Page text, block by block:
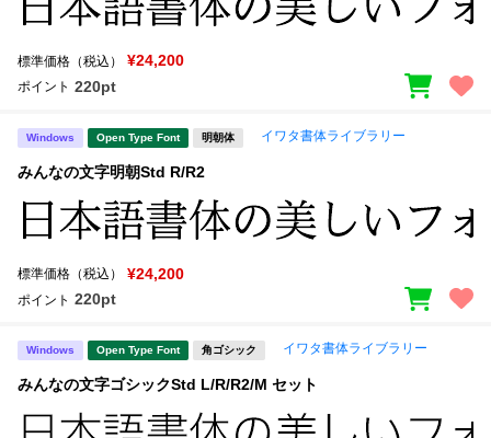
標準価格（税込） ¥24,200
ポイント 220pt
Windows Open Type Font 明朝体 イワタ書体ライブラリー
みんなの文字明朝Std R/R2
標準価格（税込） ¥24,200
ポイント 220pt
Windows Open Type Font 角ゴシック イワタ書体ライブラリー
みんなの文字ゴシックStd L/R/R2/M セット